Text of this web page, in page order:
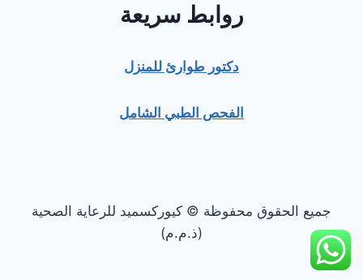
روابط سريعة
دكتور طوارئ للمنزل
الفحص الطبي الشامل
جميع الحقوق محفوظة © كيوركسميد للرعاية الصحية
(ذ.م.م)